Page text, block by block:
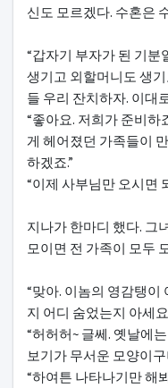
신도 모르겠다. 수혼은
“갑자기 부자가 된 기분
생기고 외할머니도 생기
들 우리 잔치하자. 이대
“좋아요. 저희가 준비하
게 헤어졌던 가족들이
하겠죠.”
“이제 사부님만 오시면
지나가 한마디 했다. 그
모이면 전 가족이 모두
“맞아. 이놈의 영감탱이
지 어디 숨었는지 아세요
“허허허~ 글쎄. 옛날에
보기가 무서운 모양이구
“하여튼 나타나기만 해